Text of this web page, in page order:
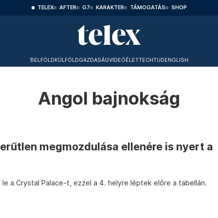
TELEX AFTER G7 KARAKTER TÁMOGATÁS SHOP
BELFÖLDKÜLFÖLDGAZDASÁGVIDEÓÉLETTECHTUDENGLISH
Angol bajnokság
megmozdulása ellenére is nyert a
a Crystal Palace-t, ezzel a 4. helyre léptek előre a tabellán.